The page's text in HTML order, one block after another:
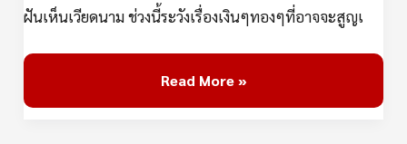
ฝันเห็นเวียดนาม ช่วงนี้ระวังเรื่องเงินๆทองๆที่อาจจะสูญเ
Read More »